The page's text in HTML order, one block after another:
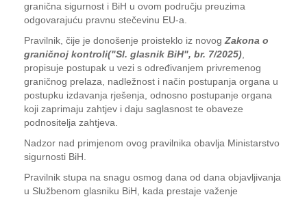
granična sigurnost i BiH u ovom području preuzima
odgovarajuću pravnu stečevinu EU-a.
Pravilnik, čije je donošenje proisteklo iz novog Zakona o
graničnoj kontroli("Sl. glasnik BiH", br. 7/2025)
propisuje postupak u vezi s određivanjem privremenog
graničnog prelaza, nadležnost i način postupanja organa u
postupku izdavanja rješenja, odnosno postupanje organa
koji zaprimaju zahtjev i daju saglasnost te obaveze
podnositelja zahtjeva.
Nadzor nad primjenom ovog pravilnika obavlja Ministarstvo
sigurnosti BiH.
Pravilnik stupa na snagu osmog dana od dana objavljivanja
u Službenom glasniku BiH, kada prestaje važenje